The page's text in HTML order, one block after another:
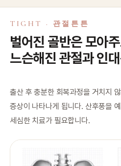
TIGHT · 관절튼튼
벌어진 골반은 모아
느슨해진 관절과 인
출산 후 충분한 회복과정을 거치지
증상이 나타나게 됩니다. 산후풍을
세심한 치료가 필요합니다.